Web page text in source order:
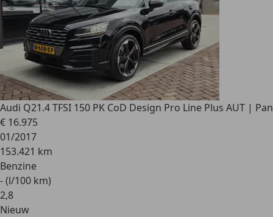
Audi Q21.4 TFSI 150 PK CoD Design Pro Line Plus AUT | Pan
€ 16.975
01/2017
153.421 km
Benzine
- (l/100 km)
2,8
Nieuw